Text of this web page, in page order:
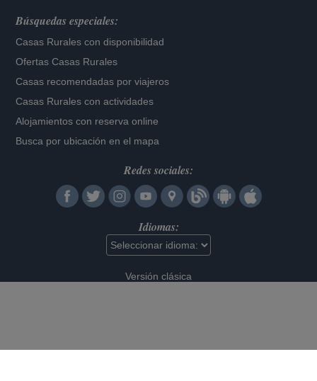
Búsquedas especiales:
Casas Rurales con disponibilidad
Ofertas Casas Rurales
Casas recomendadas por viajeros
Casas Rurales con actividades
Alojamientos con reserva online
Busca por ubicación en el mapa
Redes sociales:
Idiomas:
Versión clásica